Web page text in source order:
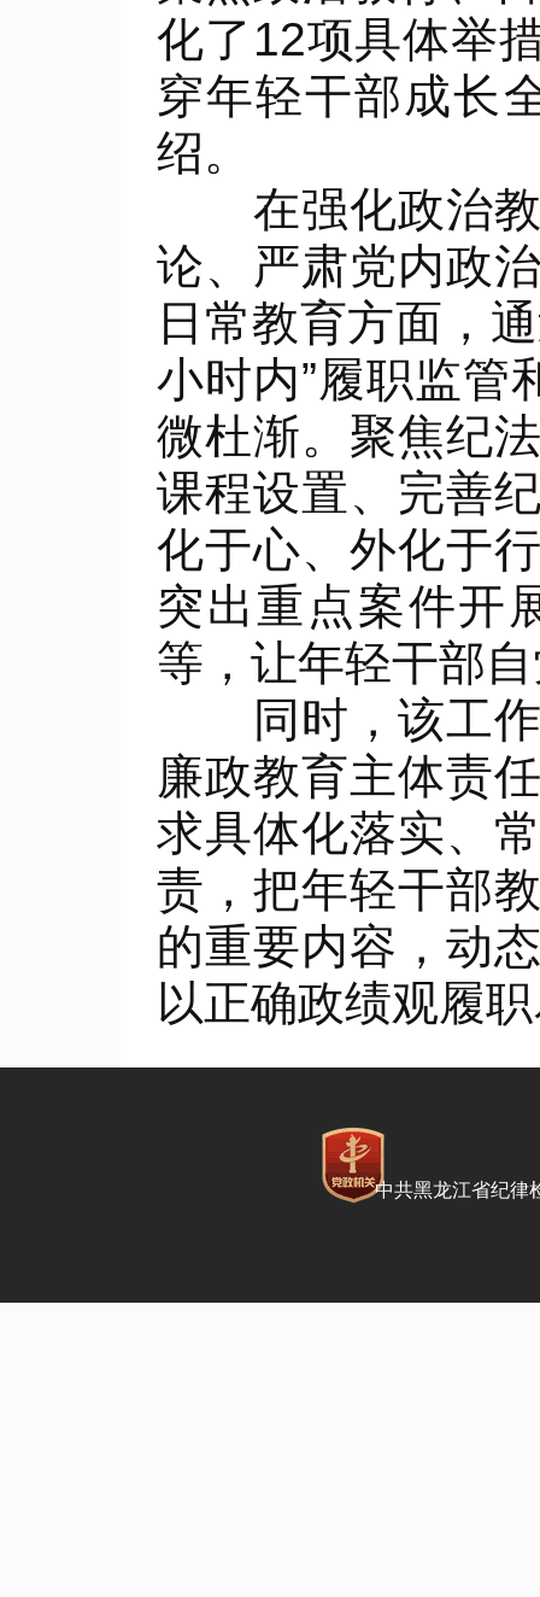
化了12项具体举
穿年轻干部成长
绍。
在强化政治教
论、严肃党内政
日常教育方面，
小时内”履职监管
微杜渐。聚焦纪
课程设置、完善
化于心、外化于
突出重点案件开
等，让年轻干部
同时，该工作
廉政教育主体责
求具体化落实、
责，把年轻干部
的重要内容，动
以正确政绩观履
中共黑龙江省纪律